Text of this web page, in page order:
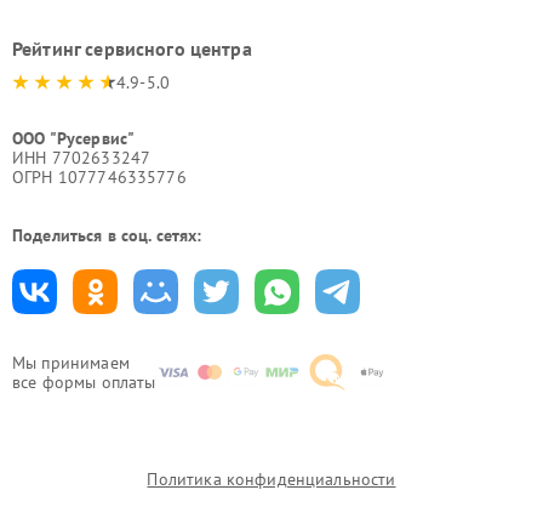
Мы принимаем
все формы оплаты
Рейтинг сервисного центра
4.9-5.0
ООО "Русервис"
ИНН 7702633247
ОГРН 1077746335776
Поделиться в соц. сетях:
Политика конфиденциальности